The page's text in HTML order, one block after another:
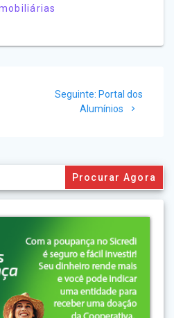
Seguinte: Post
seguinte:
Portal dos
Alumínios